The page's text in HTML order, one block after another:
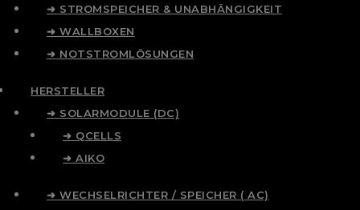
➜ STROMSPEICHER & UNABHÄNGIGKEIT
➜ WALLBOXEN
➜ NOTSTROMLÖSUNGEN
HERSTELLER
➜ SOLARMODULE (DC)
➜ QCELLS
➜ AIKO
➜ WECHSELRICHTER / SPEICHER ( AC)